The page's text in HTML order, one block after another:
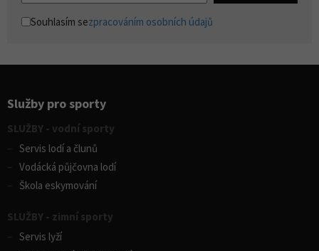
Souhlasím sezpracováním osobních údajů
Služby pro sporty
SLUŽBY - vodní sporty
Servis lodí a člunů
Vodácká půjčovna lodí
Škola eskymování
SLUŽBY - zimní sporty
Servis lyží